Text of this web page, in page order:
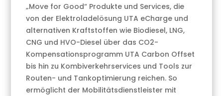
„Move for Good“ Produkte und Services, die
von der Elektroladelösung UTA eCharge und
alternativen Kraftstoffen wie Biodiesel, LNG,
CNG und HVO-Diesel über das CO2-
Kompensationsprogramm UTA Carbon Offset
bis hin zu Kombiverkehrservices und Tools zur
Routen- und Tankoptimierung reichen. So
ermöglicht der Mobilitätsdienstleister mit